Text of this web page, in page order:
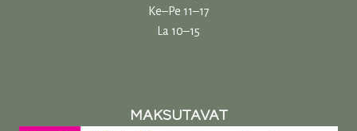
Ke–Pe 11–17
La 10–15
MAKSUTAVAT